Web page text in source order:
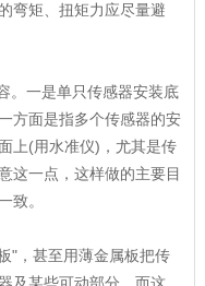
弯矩、扭矩力应尽量避
。一是单只传感器安装底
方面是指多个传感器的安
上(用水准仪)，尤其是传
这一点，这样做的主要目
致。
"，甚至用薄金属板把传